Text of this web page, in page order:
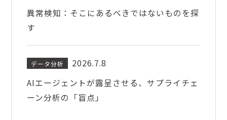
異常検知：そこにあるべきではないものを探
す
データ分析
2026.7.8
AIエージェントが露呈させる、サプライチェ
ーン分析の「盲点」